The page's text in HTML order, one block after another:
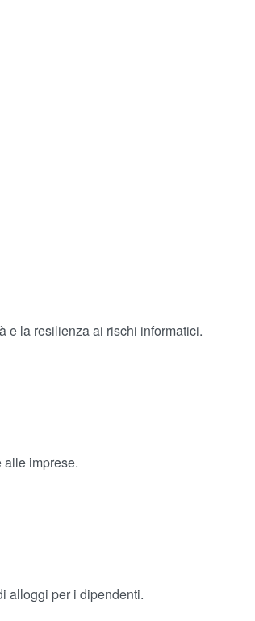
e la resilienza ai rischi informatici.
imprese.
alloggi per i dipendenti.